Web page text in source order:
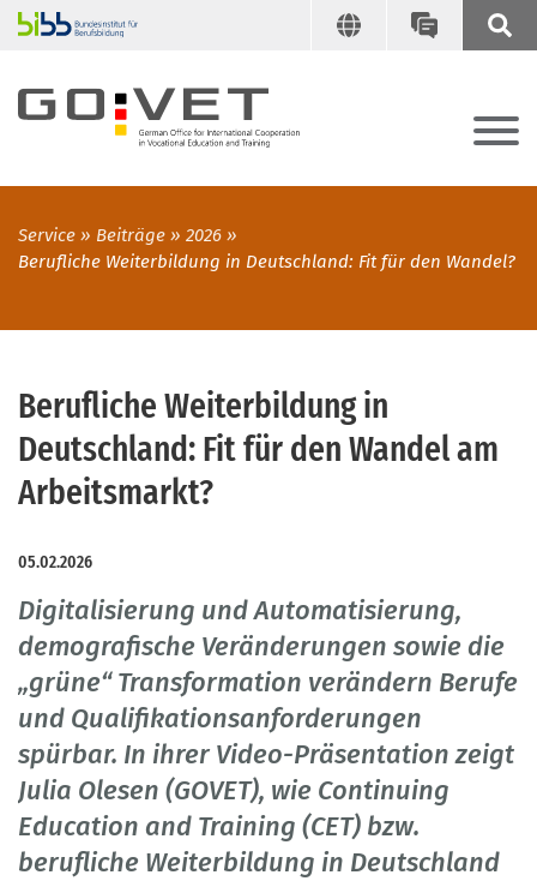
Service Beiträge
2026
Berufliche Weiterbildung in Deutschland: Fit für den Wandel?
Berufliche Weiterbildung in
Deutschland: Fit für den Wandel am
Arbeitsmarkt?
05.02.2026
Digitalisierung und Automatisierung,
demografische Veränderungen sowie die
„grüne“ Transformation verändern Berufe
und Qualifikationsanforderungen
spürbar. In ihrer Video-Präsentation zeigt
Julia Olesen (GOVET), wie Continuing
Education and Training (CET) bzw.
berufliche Weiterbildung in Deutschland